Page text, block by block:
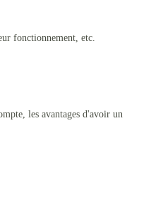
fonctionnement, etc.
les avantages d'avoir un